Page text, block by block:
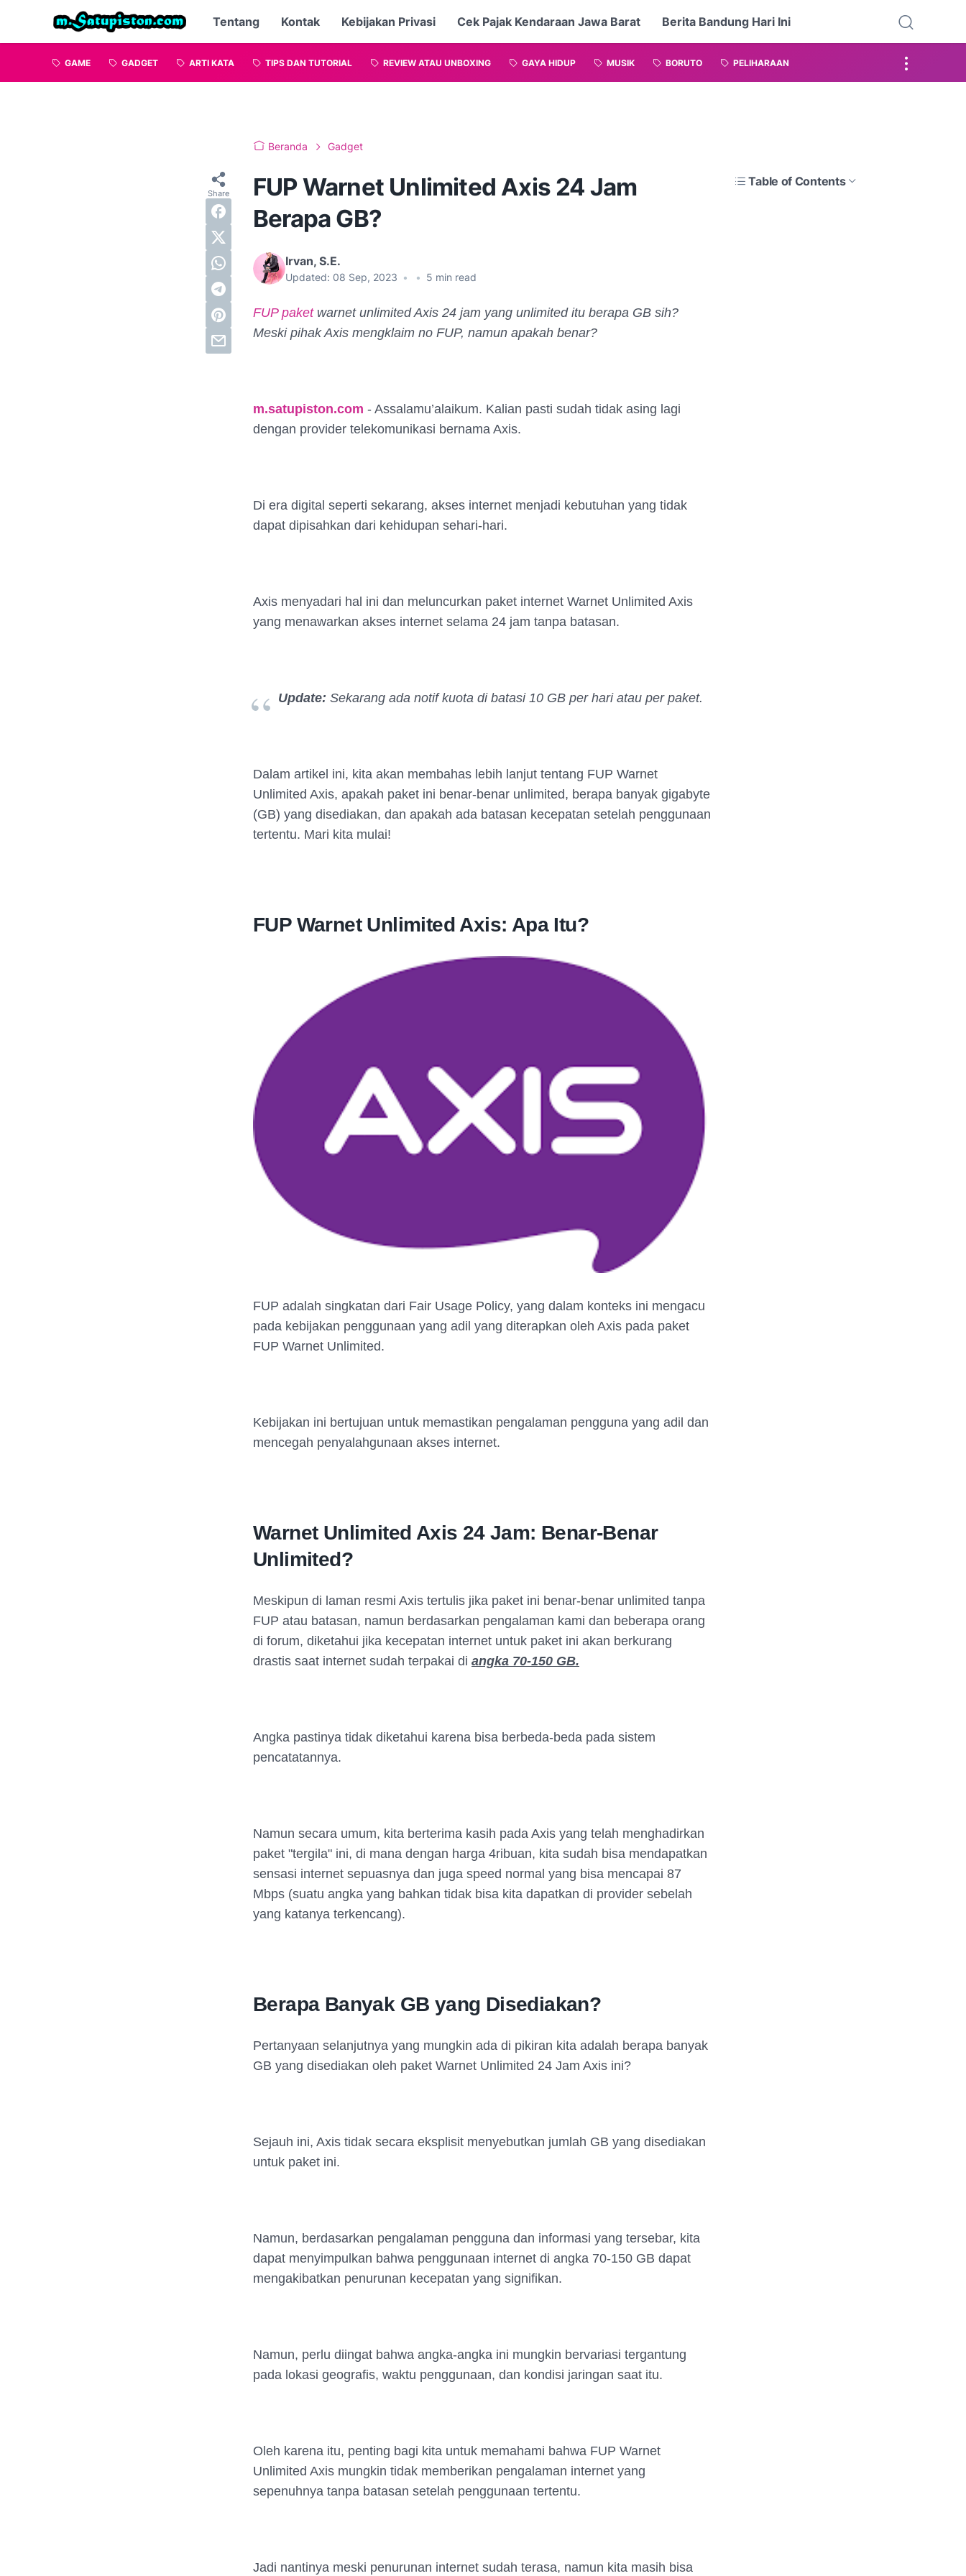
Tentang Kontak Kebijakan Privasi Cek Pajak Kendaraan Jawa Barat Berita Bandung Hari Ini
GAME GADGET ARTI KATA TIPS DAN TUTORIAL REVIEW ATAU UNBOXING GAYA HIDUP MUSIK BORUTO PELIHARAAN
Beranda Gadget
FUP Warnet Unlimited Axis 24 Jam
Berapa GB?
Irvan, S.E.
Updated: 08 Sep, 2023 • • 5 min read
Table of Contents
FUP paketwarnet unlimited Axis 24 jam yang unlimited itu berapa GB sih?
Meski pihak Axis mengklaim no FUP, namun apakah benar?
m.satupiston.com - Assalamu’alaikum. Kalian pasti sudah tidak asing lagi
dengan provider telekomunikasi bernama Axis.
Di era digital seperti sekarang, akses internet menjadi kebutuhan yang tidak
dapat dipisahkan dari kehidupan sehari-hari.
Axis menyadari hal ini dan meluncurkan paket internet Warnet Unlimited Axis
yang menawarkan akses internet selama 24 jam tanpa batasan.
Update: Sekarang ada notif kuota di batasi 10 GB per hari atau per paket.
Dalam artikel ini, kita akan membahas lebih lanjut tentang FUP Warnet
Unlimited Axis, apakah paket ini benar-benar unlimited, berapa banyak gigabyte
(GB) yang disediakan, dan apakah ada batasan kecepatan setelah penggunaan
tertentu. Mari kita mulai!
FUP Warnet Unlimited Axis: Apa Itu?
FUP adalah singkatan dari Fair Usage Policy, yang dalam konteks ini mengacu
pada kebijakan penggunaan yang adil yang diterapkan oleh Axis pada paket
FUP Warnet Unlimited.
Kebijakan ini bertujuan untuk memastikan pengalaman pengguna yang adil dan
mencegah penyalahgunaan akses internet.
Warnet Unlimited Axis 24 Jam: Benar-Benar
Unlimited?
Meskipun di laman resmi Axis tertulis jika paket ini benar-benar unlimited tanpa
FUP atau batasan, namun berdasarkan pengalaman kami dan beberapa orang
di forum, diketahui jika kecepatan internet untuk paket ini akan berkurang
drastis saat internet sudah terpakai di angka 70-150 GB.
Angka pastinya tidak diketahui karena bisa berbeda-beda pada sistem
pencatatannya.
Namun secara umum, kita berterima kasih pada Axis yang telah menghadirkan
paket "tergila" ini, di mana dengan harga 4ribuan, kita sudah bisa mendapatkan
sensasi internet sepuasnya dan juga speed normal yang bisa mencapai 87
Mbps (suatu angka yang bahkan tidak bisa kita dapatkan di provider sebelah
yang katanya terkencang).
Berapa Banyak GB yang Disediakan?
Pertanyaan selanjutnya yang mungkin ada di pikiran kita adalah berapa banyak
GB yang disediakan oleh paket Warnet Unlimited 24 Jam Axis ini?
Sejauh ini, Axis tidak secara eksplisit menyebutkan jumlah GB yang disediakan
untuk paket ini.
Namun, berdasarkan pengalaman pengguna dan informasi yang tersebar, kita
dapat menyimpulkan bahwa penggunaan internet di angka 70-150 GB dapat
mengakibatkan penurunan kecepatan yang signifikan.
Namun, perlu diingat bahwa angka-angka ini mungkin bervariasi tergantung
pada lokasi geografis, waktu penggunaan, dan kondisi jaringan saat itu.
Oleh karena itu, penting bagi kita untuk memahami bahwa FUP Warnet
Unlimited Axis mungkin tidak memberikan pengalaman internet yang
sepenuhnya tanpa batasan setelah penggunaan tertentu.
Jadi nantinya meski penurunan internet sudah terasa, namun kita masih bisa